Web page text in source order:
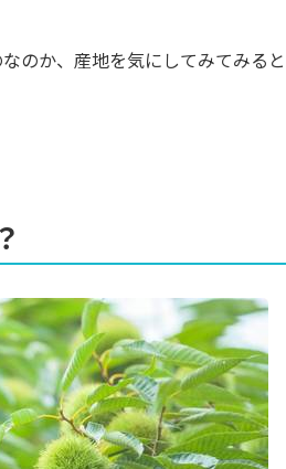
のか、産地を気にしてみてみる